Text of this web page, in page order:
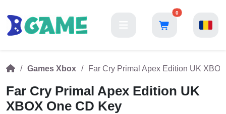
0
Games Xbox Far Cry Primal Apex Edition UK
Far Cry Primal Apex Edition UK
XBOX One CD Key